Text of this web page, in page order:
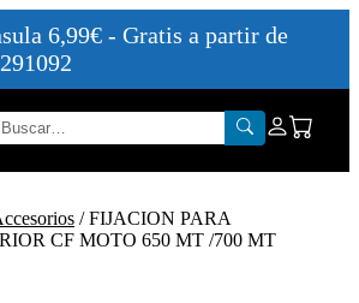
6,99€ - Gratis a partir de
/ FIJACION PARA
CF MOTO 650 MT /700 MT